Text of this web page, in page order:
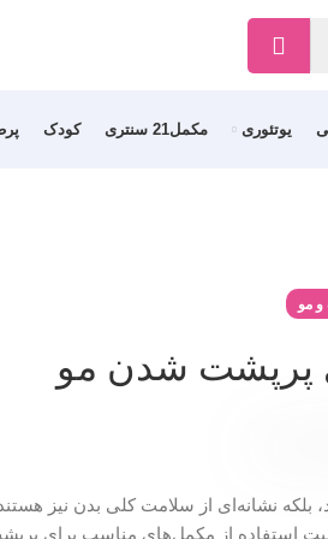
یوتئوری مکمل21 سنتری کودک
مو
بلکه نشانه‌ای از سلامت کلی بدن نیز
استفاده از مکمل‌های مناسب